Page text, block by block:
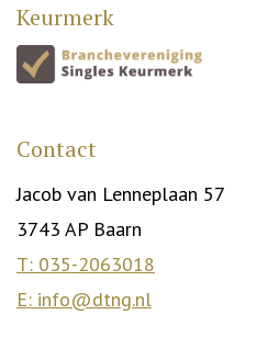
Keurmerk
Contact
Jacob van Lenneplaan 57
3743 AP Baarn
T: 035-2063018
E: info@dtng.nl